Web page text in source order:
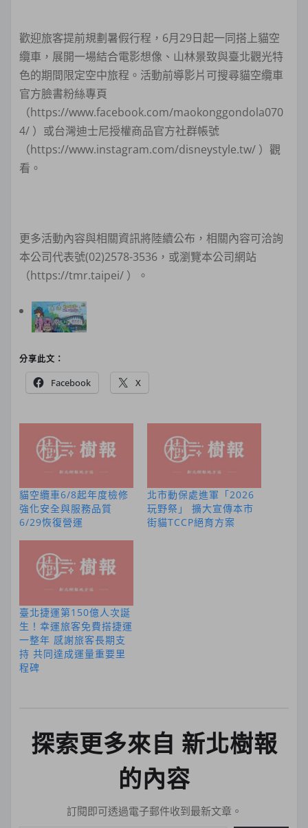
歡迎旅客提前規劃暑假行程，6月29日起一同搭上貓空
纜車，展開一場結合電影想像、山林景致與臺北觀光特
色的期間限定空中旅程。活動前導影片可搜尋貓空纜車
官方臉書粉絲專頁
（https://www.facebook.com/maokonggondola070
4/ ）或台灣迪士尼授權商品官方社群帳號
（https://www.instagram.com/disneystyle.tw/ ）觀
看。
更多活動內容與相關資訊將陸續公布，相關內容可洽詢
本公司代表號(02)2578-3536，或瀏覽本公司網站
（https://tmr.taipei/ ）。
分享此文：
Facebook X
貓空纜車6/8起年度檢修
強化安全與服務品質
6/29恢復營運
北市動保處進軍「2026
玩野祭」 擴大宣傳本市
街貓TCCP絕育方案
臺北捷運第150億人次誕
生！幸運旅客免費搭捷運
一整年 感謝旅客長期支
持 共同達成運量重要里
程碑
探索更多來自 新北樹報
的內容
訂閱即可透過電子郵件收到最新文章。